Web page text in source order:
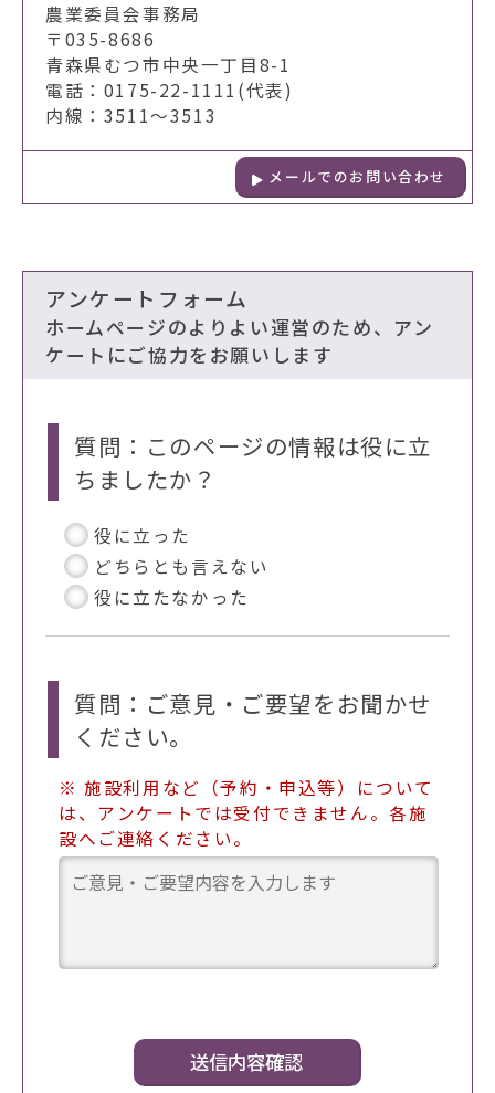
農業委員会事務局
〒035-8686
青森県むつ市中央一丁目8-1
電話：0175-22-1111(代表)
内線：3511～3513
メールでのお問い合わせ
アンケートフォーム
ホームページのよりよい運営のため、アン
ケートにご協力をお願いします
質問：このページの情報は役に立
ちましたか？
役に立った
どちらとも言えない
役に立たなかった
質問：ご意見・ご要望をお聞かせ
ください。
※ 施設利用など（予約・申込等）について
は、アンケートでは受付できません。各施
設へご連絡ください。